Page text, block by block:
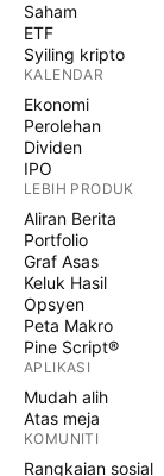
Saham
ETF
Syiling kripto
KALENDAR
Ekonomi
Perolehan
Dividen
IPO
LEBIH PRODUK
Aliran Berita
Portfolio
Graf Asas
Keluk Hasil
Opsyen
Peta Makro
Pine Script®
APLIKASI
Mudah alih
Atas meja
KOMUNITI
Rangkaian sosial